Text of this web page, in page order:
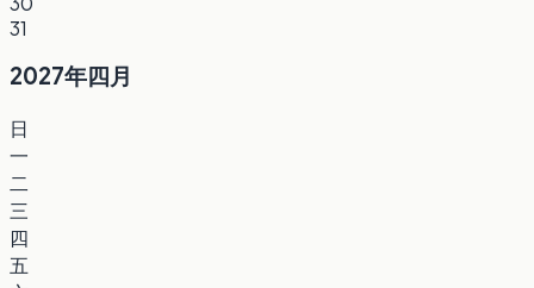
31
2027年四月
日
一
二
三
四
五